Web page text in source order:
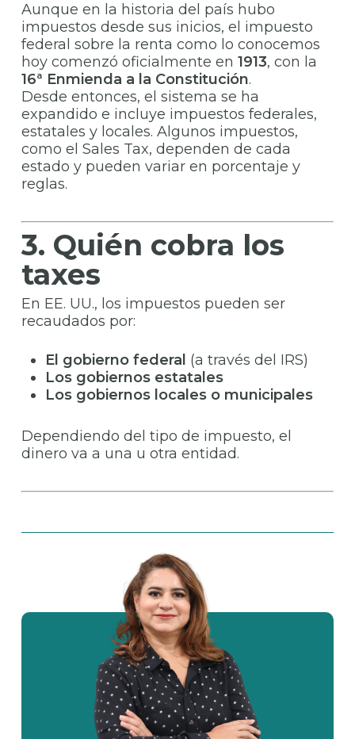
Aunque en la historia del país hubo
impuestos desde sus inicios, el impuesto
federal sobre la renta como lo conocemos
hoy comenzó oficialmente en 1913, con la
16ª Enmienda a la Constitución.
Desde entonces, el sistema se ha
expandido e incluye impuestos federales,
estatales y locales. Algunos impuestos,
como el Sales Tax, dependen de cada
estado y pueden variar en porcentaje y
reglas.
3. Quién cobra los
taxes
En EE. UU., los impuestos pueden ser
recaudados por:
El gobierno federal (a través del IRS)
Los gobiernos estatales
Los gobiernos locales o municipales
Dependiendo del tipo de impuesto, el
dinero va a una u otra entidad.